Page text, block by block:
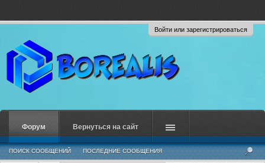
Войти или зарегистрироваться
Форум
ПОИСК СООБЩЕНИЙ ПОСЛЕДНИЕ СООБЩЕНИЯ
Вернуться на сайт